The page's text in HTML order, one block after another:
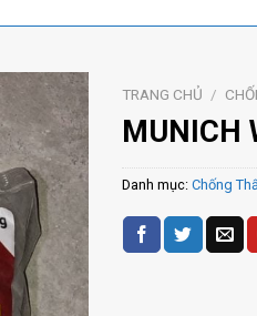
TRANG CHỦ /
MUNICH
Danh mục: Chống